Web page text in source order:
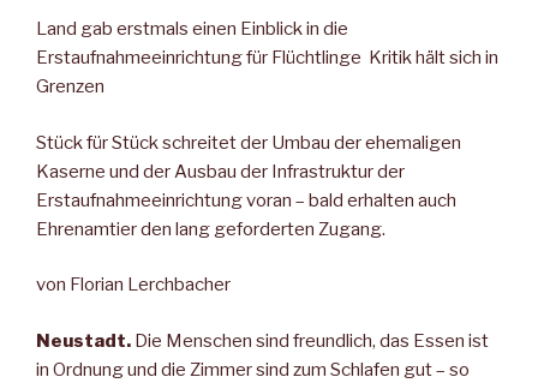
Land gab erstmals einen Einblick in die
Erstaufnahmeeinrichtung für Flüchtlinge Kritik hält sich in
Grenzen
Stück für Stück schreitet der Umbau der ehemaligen
Kaserne und der Ausbau der Infrastruktur der
Erstaufnahmeeinrichtung voran – bald erhalten auch
Ehrenamtier den lang geforderten Zugang.
von Florian Lerchbacher
Neustadt. Die Menschen sind freundlich, das Essen ist
in Ordnung und die Zimmer sind zum Schlafen gut – so